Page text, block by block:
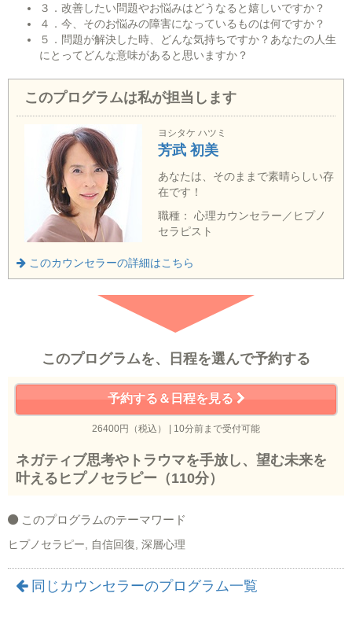
３．改善したい問題やお悩みはどうなると嬉しいですか？
４．今、そのお悩みの障害になっているものは何ですか？
５．問題が解決した時、どんな気持ちですか？あなたの人生
にとってどんな意味があると思いますか？
このプログラムは私が担当します
ヨシタケ ハツミ
芳武 初美
あなたは、そのままで素晴らしい存
在です！
職種： 心理カウンセラー／ヒプノ
セラピスト
このカウンセラーの詳細はこちら
このプログラムを、日程を選んで予約する
予約する＆日程を見る
26400円（税込） | 10分前まで受付可能
ネガティブ思考やトラウマを手放し、望む未来を
叶えるヒプノセラピー（110分）
このプログラムのテーマワード
ヒプノセラピー, 自信回復, 深層心理
同じカウンセラーのプログラム一覧